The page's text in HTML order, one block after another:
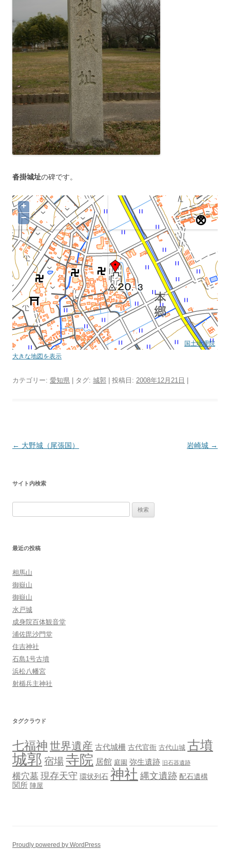
沓掛城址の碑です。
+
−
国土地理院
大きな地図を表示
カテゴリー: 愛知県 | タグ: 城郭 | 投稿日: 2008年12月21日
投
ビ
ゲ
ー
ョ
← 大野城（尾張国） 岩崎城 →
サイト内検索
最近の投稿
相馬山
御嶽山
御嶽山
水戸城
成身院百体観音堂
浦佐毘沙門堂
住吉神社
石島1号古墳
浜松八幡宮
射楯兵主神社
タグクラウド
七福神 世界遺産 古代城柵 古代官衙 古代山城 古墳
城郭 宿場寺院 居館 庭園 弥生遺跡 旧石器遺跡
横穴墓 現存天守 環状列石 神社 縄文遺跡 配石遺構
関所 陣屋
Proudly powered by WordPress